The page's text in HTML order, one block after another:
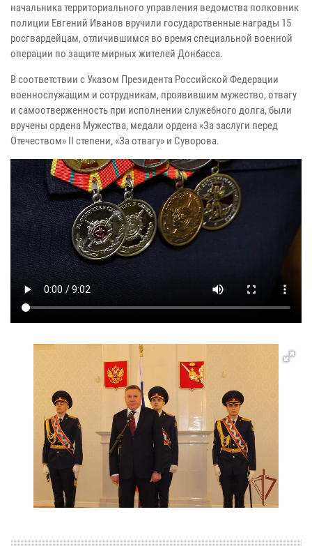
начальника территориального управления ведомства полковник
полиции Евгений Иванов вручили государственные награды 15
росгвардейцам, отличившимся во время специальной военной
операции по защите мирных жителей Донбасса.
В соответствии с Указом Президента Российской Федерации
военнослужащим и сотрудникам, проявившим мужество, отвагу
и самоотверженность при исполнении служебного долга, были
вручены ордена Мужества, медали ордена «За заслуги перед
Отечеством» II степени, «За отвагу» и Суворова.